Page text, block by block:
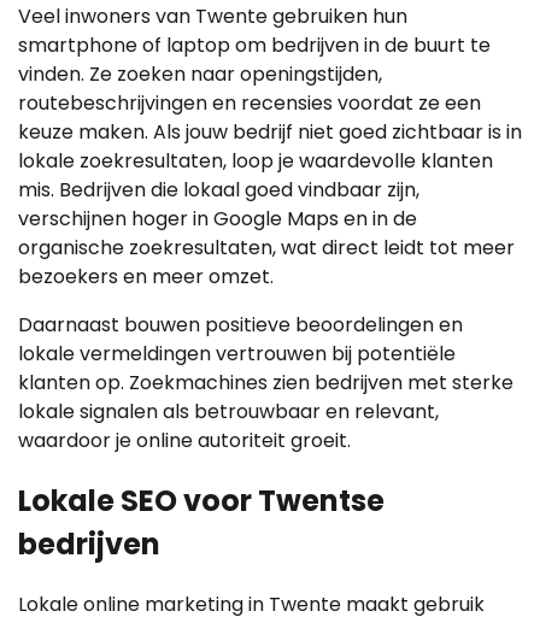
Veel inwoners van Twente gebruiken hun
smartphone of laptop om bedrijven in de buurt te
vinden. Ze zoeken naar openingstijden,
routebeschrijvingen en recensies voordat ze een
keuze maken. Als jouw bedrijf niet goed zichtbaar is in
lokale zoekresultaten, loop je waardevolle klanten
mis. Bedrijven die lokaal goed vindbaar zijn,
verschijnen hoger in Google Maps en in de
organische zoekresultaten, wat direct leidt tot meer
bezoekers en meer omzet.
Daarnaast bouwen positieve beoordelingen en
lokale vermeldingen vertrouwen bij potentiële
klanten op. Zoekmachines zien bedrijven met sterke
lokale signalen als betrouwbaar en relevant,
waardoor je online autoriteit groeit.
Lokale SEO voor Twentse
bedrijven
Lokale online marketing in Twente maakt gebruik